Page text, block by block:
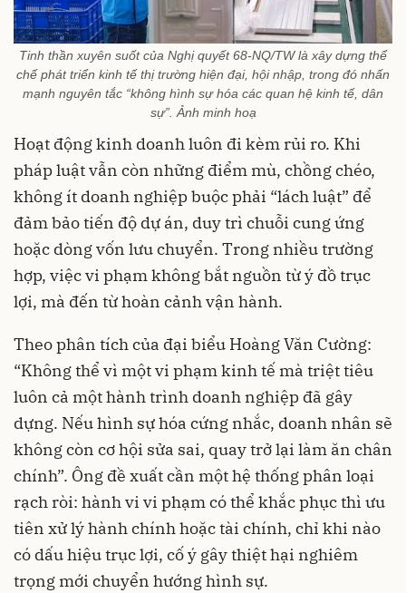
Tinh thần xuyên suốt của Nghị quyết 68-NQ/TW là xây dựng thể
chế phát triển kinh tế thị trường hiện đại, hội nhập, trong đó nhấn
mạnh nguyên tắc “không hình sự hóa các quan hệ kinh tế, dân
sự”. Ảnh minh hoạ
Hoạt động kinh doanh luôn đi kèm rủi ro. Khi
pháp luật vẫn còn những điểm mù, chồng chéo,
không ít doanh nghiệp buộc phải “lách luật” để
đảm bảo tiến độ dự án, duy trì chuỗi cung ứng
hoặc dòng vốn lưu chuyển. Trong nhiều trường
hợp, việc vi phạm không bắt nguồn từ ý đồ trục
lợi, mà đến từ hoàn cảnh vận hành.
Theo phân tích của đại biểu Hoàng Văn Cường:
“Không thể vì một vi phạm kinh tế mà triệt tiêu
luôn cả một hành trình doanh nghiệp đã gây
dựng. Nếu hình sự hóa cứng nhắc, doanh nhân sẽ
không còn cơ hội sửa sai, quay trở lại làm ăn chân
chính”. Ông đề xuất cần một hệ thống phân loại
rạch ròi: hành vi vi phạm có thể khắc phục thì ưu
tiên xử lý hành chính hoặc tài chính, chỉ khi nào
có dấu hiệu trục lợi, cố ý gây thiệt hại nghiêm
trọng mới chuyển hướng hình sự.